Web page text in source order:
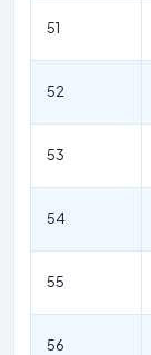
51
52
53
54
55
56